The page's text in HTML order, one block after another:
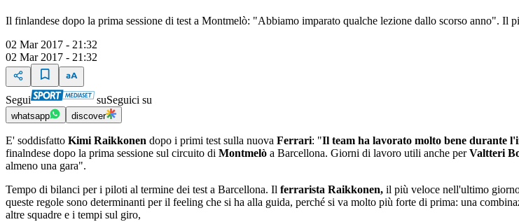
Il finlandese dopo la prima sessione di test a Montmelò: "Abbiamo imparato qualche lezione dallo scorso anno". Il
02 Mar 2017 - 21:32
02 Mar 2017 - 21:32
Segui suSeguici su
whatsapp discover
E' soddisfatto Kimi Raikkonen dopo i primi test sulla nuova Ferrari: "Il team ha lavorato molto bene durante
finalndese dopo la prima sessione sul circuito di Montmelò a Barcellona. Giorni di lavoro utili anche perValtteri
almeno una gara".
Tempo di bilanci per i piloti al termine dei test a Barcellona. Il ferrarista Raikkonen, il più veloce nell'ultimo
queste regole sono determinanti per il feeling che si ha alla guida, perché si va molto più forte di prima: una
altre squadre e i tempi sul giro,